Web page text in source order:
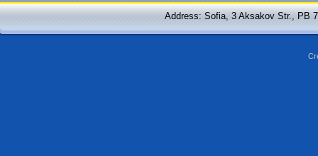
Address: Sofia, 3 Aksakov Str., PB